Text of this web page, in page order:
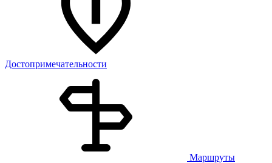
Достопримечательности
Маршруты